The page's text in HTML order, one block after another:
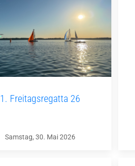
1. Freitagsregatta 26
Samstag, 30. Mai 2026